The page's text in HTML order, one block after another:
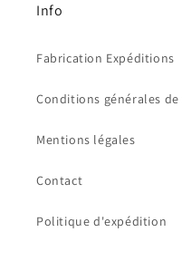
Info
Fabrication Expéditions
Conditions générales de
Mentions légales
Contact
Politique d'expédition